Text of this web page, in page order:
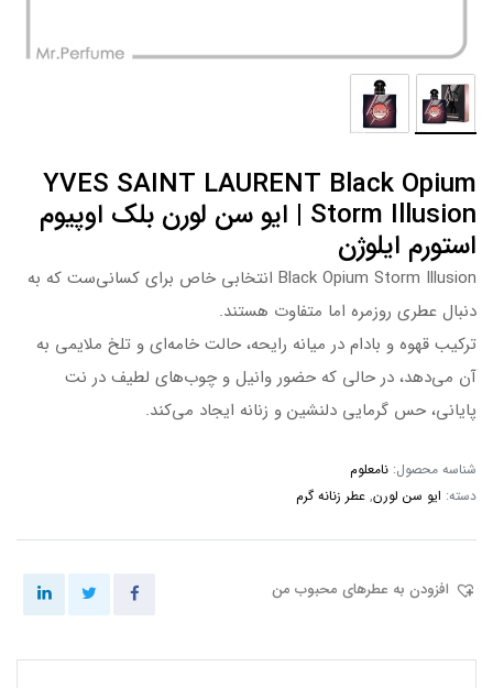
YVES SAINT LAURENT Black Opium
Storm Illusion | ایو سن لورن بلک اوپیوم
استورم ایلوژن
Black Opium Storm Illusion انتخابی خاص برای کسانی‌ست که به
دنبال عطری روزمره اما متفاوت هستند.
ترکیب قهوه و بادام در میانه رایحه، حالت خامه‌ای و تلخ ملایمی به
آن می‌دهد، در حالی که حضور وانیل و چوب‌های لطیف در نت
پایانی، حس گرمایی دلنشین و زنانه ایجاد می‌کند.
شناسه محصول: نامعلوم
دسته: ایو سن لورن, عطر زنانه گرم
افزودن به عطرهای محبوب من